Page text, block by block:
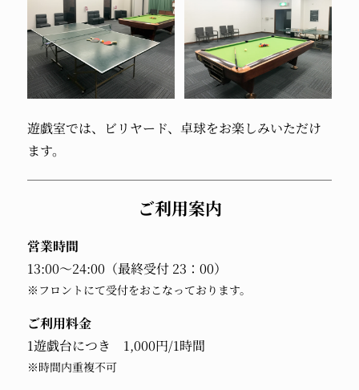
遊戯室では、ビリヤード、卓球をお楽しみいただけ
ます。
ご利用案内
営業時間
13:00～24:00（最終受付 23：00）
※フロントにて受付をおこなっております。
ご利用料金
1遊戯台につき 1,000円/1時間
※時間内重複不可